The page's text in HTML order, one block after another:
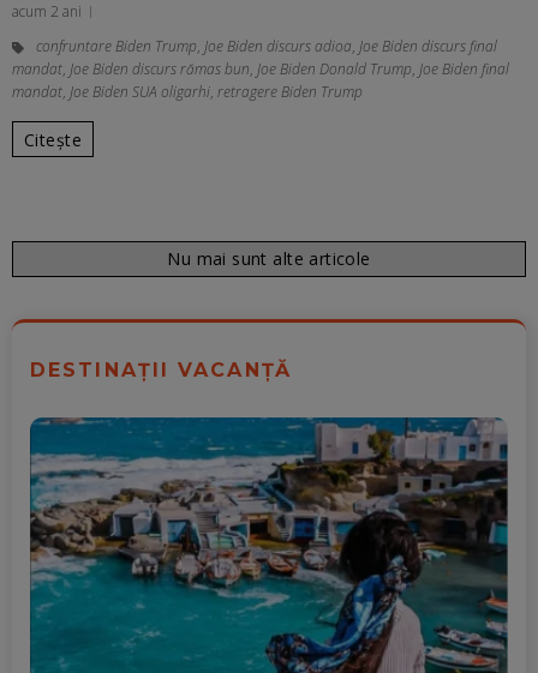
acum 2 ani
confruntare Biden Trump, Joe Biden discurs adioa, Joe Biden discurs final
mandat, Joe Biden discurs rămas bun, Joe Biden Donald Trump, Joe Biden final
mandat, Joe Biden SUA oligarhi, retragere Biden Trump
Citește
Nu mai sunt alte articole
DESTINAȚII VACANȚĂ